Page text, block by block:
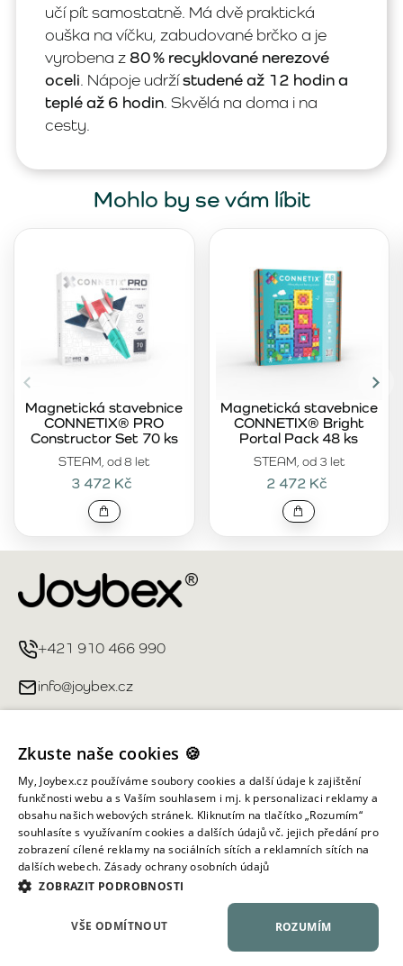
učí pít samostatně. Má dvě praktická
ouška na víčku, zabudované brčko a je
vyrobena z80 % recyklované nerezové
oceli. Nápoje udržístudené až 12 hodin a
teplé až 6 hodin. Skvělá na doma i na
cesty.
Mohlo by se vám líbit
STEAM, od 8 let
Magnetická stavebnice
CONNETIX® PRO
Constructor Set 70 ks
3 472 Kč
STEAM, od 3 let
Magnetická stavebnice
CONNETIX® Bright
Portal Pack 48 ks
2 472 Kč
+421 910 466 990
info@joybex.cz
Můj účet
Informace obchodu
Všechna práva vyhrazena ©
Zkuste naše cookies 🍪
My, Joybex.cz používáme soubory cookies a další údaje k zajištění
funkčnosti webu a s Vaším souhlasem i mj. k personalizaci reklamy a
obsahu našich webových stránek. Kliknutím na tlačítko „Rozumím“
souhlasíte s využívaním cookies a dalších údajů vč. jejich předání pro
zobrazení cílené reklamy na sociálních sítích a reklamních sítích na
dalších webech. Zásady ochrany osobních údajů
ZOBRAZIT PODROBNOSTI
ROZUMÍM
VŠE ODMÍTNOUT